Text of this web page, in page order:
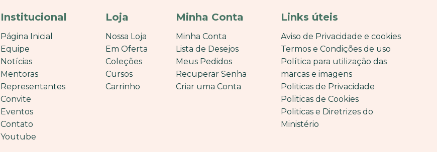
Institucional
Página Inicial
Equipe
Notícias
Mentoras
Representantes
Convite
Eventos
Contato
Youtube
Loja
Nossa Loja
Em Oferta
Coleções
Cursos
Carrinho
Minha Conta
Minha Conta
Lista de Desejos
Meus Pedidos
Recuperar Senha
Criar uma Conta
Links úteis
Aviso de Privacidade e cookies
Termos e Condições de uso
Política para utilização das
marcas e imagens
Politicas de Privacidade
Politicas de Cookies
Politicas e Diretrizes do
Ministério